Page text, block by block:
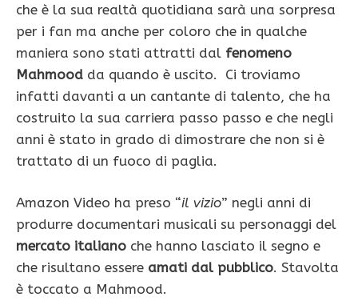
che è la sua realtà quotidiana sarà una sorpresa
per i fan ma anche per coloro che in qualche
maniera sono stati attratti dal fenomeno
Mahmood da quando è uscito. Ci troviamo
infatti davanti a un cantante di talento, che ha
costruito la sua carriera passo passo e che negli
anni è stato in grado di dimostrare che non si è
trattato di un fuoco di paglia.
Amazon Video ha preso “il vizio” negli anni di
produrre documentari musicali su personaggi del
mercato italiano che hanno lasciato il segno e
che risultano essere amati dal pubblico. Stavolta
è toccato a Mahmood.